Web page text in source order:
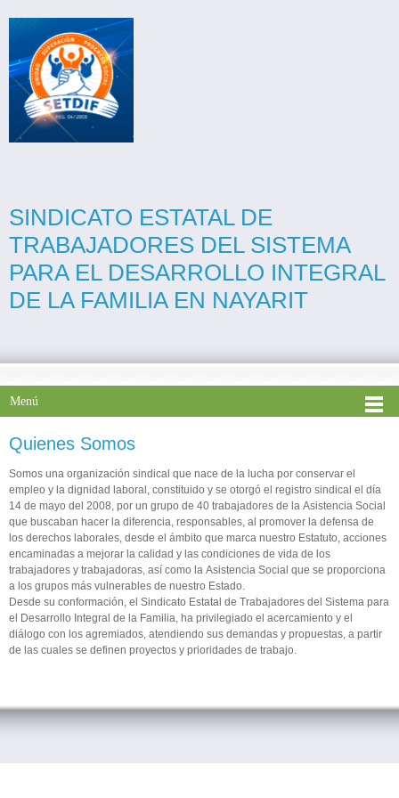
SINDICATO ESTATAL DE
TRABAJADORES DEL SISTEMA
PARA EL DESARROLLO INTEGRAL
DE LA FAMILIA EN NAYARIT
Menú
Quienes Somos
Somos una organización sindical que nace de la lucha por conservar el
empleo y la dignidad laboral, constituido y se otorgó el registro sindical el día
14 de mayo del 2008, por un grupo de 40 trabajadores de la Asistencia Social
que buscaban hacer la diferencia, responsables, al promover la defensa de
los derechos laborales, desde el ámbito que marca nuestro Estatuto, acciones
encaminadas a mejorar la calidad y las condiciones de vida de los
trabajadores y trabajadoras, así como la Asistencia Social que se proporciona
a los grupos más vulnerables de nuestro Estado.
Desde su conformación, el Sindicato Estatal de Trabajadores del Sistema para
el Desarrollo Integral de la Familia, ha privilegiado el acercamiento y el
diálogo con los agremiados, atendiendo sus demandas y propuestas, a partir
de las cuales se definen proyectos y prioridades de trabajo.